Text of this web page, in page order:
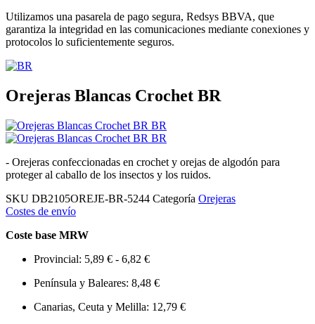
Utilizamos una pasarela de pago segura, Redsys BBVA, que
garantiza la integridad en las comunicaciones mediante conexiones y
protocolos lo suficientemente seguros.
Orejeras Blancas Crochet BR
- Orejeras confeccionadas en crochet y orejas de algodón para
proteger al caballo de los insectos y los ruidos.
SKU DB2105OREJE-BR-5244 Categoría Orejeras
Costes de envío
Coste base MRW
Provincial: 5,89 € - 6,82 €
Península y Baleares: 8,48 €
Canarias, Ceuta y Melilla: 12,79 €